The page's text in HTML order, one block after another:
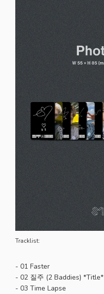
Tracklist:
- 01 Faster
- 02 질주 (2 Baddies) *Title*
- 03 Time Lapse